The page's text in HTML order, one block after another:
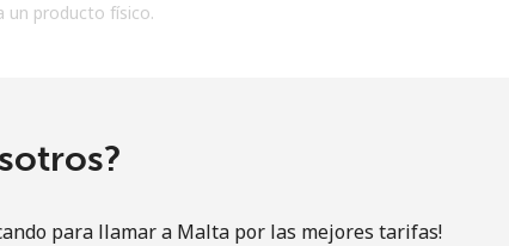
un producto físico.
para llamar a Malta por las mejores tarifas!